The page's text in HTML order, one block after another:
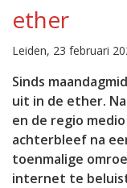
ether
Leiden, 23 februari
Sinds
uit in de ether.
en de regio
achterbleef na
toenmalige
internet te